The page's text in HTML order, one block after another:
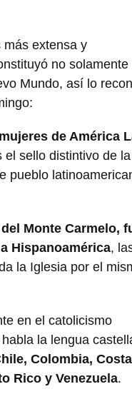
extensa y
no solamente
Mundo, así lo
de América
el sello distintivo de la
pueblo
Monte Carmelo,
Hispanoamérica,
la Iglesia por el
en el catolicismo
la lengua
Colombia, Costa
Rico y Venezuela.